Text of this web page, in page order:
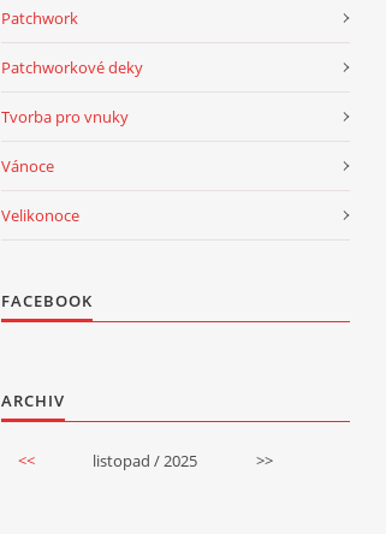
Patchwork
Patchworkové deky
Tvorba pro vnuky
Vánoce
Velikonoce
FACEBOOK
ARCHIV
<< listopad / 2025 >>